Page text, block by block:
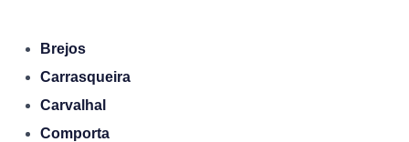
Brejos
Carrasqueira
Carvalhal
Comporta